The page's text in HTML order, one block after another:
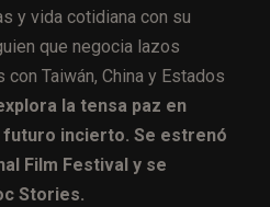
y vida cotidiana con su
que negocia lazos
Taiwán, China y Estados
la tensa paz en
futuro incierto. Se estrenó
Film Festival y se
Stories.